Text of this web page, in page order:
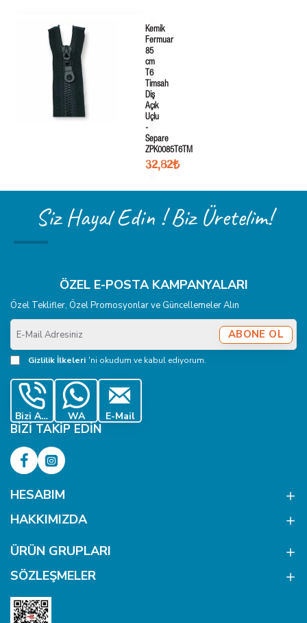
Kemik
Fermuar
85
cm
T6
Timsah
Diş
Açık
Uçlu
-
Separe
ZPK0085T6TM
32,82₺
Siz Hayal Edin ! Biz Üretelim!
ÖZEL E-POSTA KAMPANYALARI
Özel Teklifler, Özel Promosyonlar ve Güncellemeler Alın
E-
Mail
Adresiniz
ABONE OL
Gizlilik İlkeleri 'ni okudum ve kabul ediyorum.
Bizi Ara WA E-Mail
BIZI TAKIP EDIN
HESABIM
HAKKIMIZDA
ÜRÜN GRUPLARI
SÖZLEŞMELER